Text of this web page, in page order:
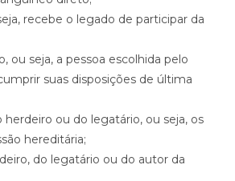
recebe o legado de participar da
ou seja, a pessoa escolhida pelo
suas disposições de última
herdeiro ou do legatário, ou seja, os
hereditária;
do legatário ou do autor da